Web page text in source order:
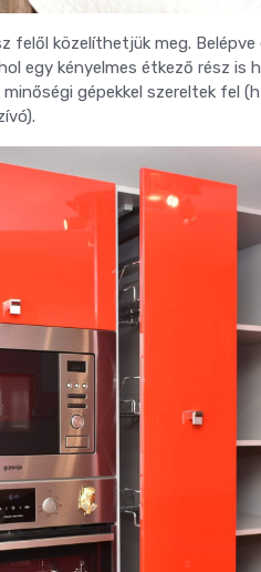
felől közelíthetjük meg.
egy kényelmes étkező rész is
gépekkel szereltek fel